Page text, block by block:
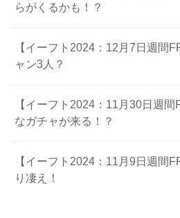
らがくるかも！？
【イーフト2024：12月7日週間
ャン3人？
【イーフト2024：11月30日週
なガチャが来る！？
【イーフト2024：11月9日週間
り凄え！